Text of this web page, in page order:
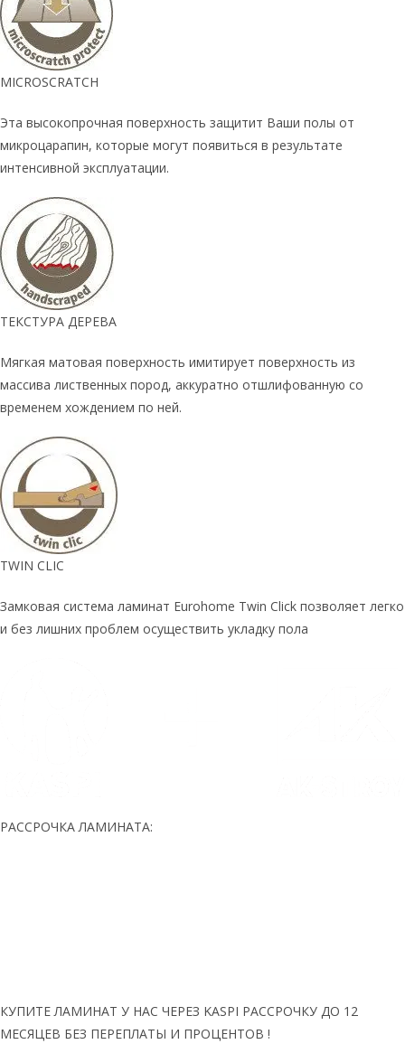
MICROSCRATCH
Эта высокопрочная поверхность защитит Ваши полы от
микроцарапин, которые могут появиться в результате
интенсивной эксплуатации.
ТЕКСТУРА ДЕРЕВА
Мягкая матовая поверхность имитирует поверхность из
массива лиственных пород, аккуратно отшлифованную со
временем хождением по ней.
TWIN CLIC
Замковая система ламинат Eurohome Twin Click позволяет легко
и без лишних проблем осуществить укладку пола
РАССРОЧКА ЛАМИНАТА:
КУПИТЕ ЛАМИНАТ У НАС ЧЕРЕЗ KASPI РАССРОЧКУ ДО 12
МЕСЯЦЕВ БЕЗ ПЕРЕПЛАТЫ И ПРОЦЕНТОВ !